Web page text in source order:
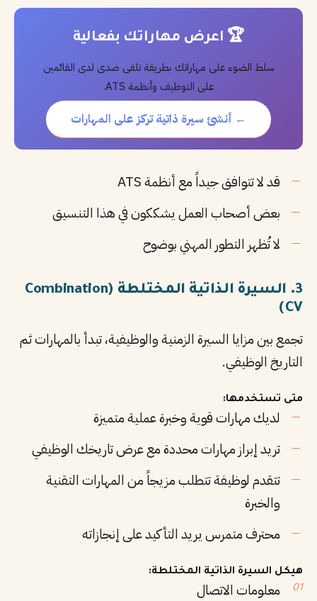
🏆 اعرض مهاراتك بفعالية
سلط الضوء على مهاراتك بطريقة تلقى صدى لدى القائمين
على التوظيف وأنظمة ATS.
← أنشئ سيرة ذاتية تركز على المهارات
قد لا تتوافق جيداً مع أنظمة ATS
بعض أصحاب العمل يشككون في هذا التنسيق
لا تُظهر التطور المهني بوضوح
3. السيرة الذاتية المختلطة (Combination
CV)
تجمع بين مزايا السيرة الزمنية والوظيفية، تبدأ بالمهارات ثم
التاريخ الوظيفي.
متى تستخدمها:
لديك مهارات قوية وخبرة عملية متميزة
تريد إبراز مهارات محددة مع عرض تاريخك الوظيفي
تتقدم لوظيفة تتطلب مزيجاً من المهارات التقنية
والخبرة
محترف متمرس يريد التأكيد على إنجازاته
هيكل السيرة الذاتية المختلطة:
معلومات الاتصال